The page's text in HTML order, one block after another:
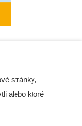
aj
stránky,
alebo ktoré